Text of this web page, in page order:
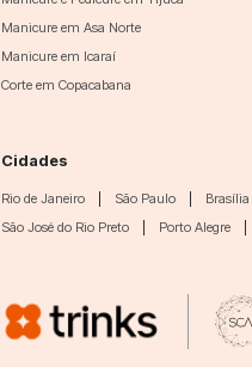
Manicure em Asa Norte
Manicure em Icaraí
Corte em Copacabana
Cidades
Rio de Janeiro São Paulo Brasília
São José do Rio Preto
Porto Alegre